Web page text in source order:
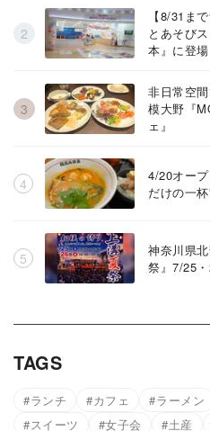
【8/31ま
とあそび
本』に登場
非日常空
模大野『
ェ』
4/20オー
だけの一
神奈川県
祭』7/25
TAGS
ランチ カフェ ラーメン
スイーツ
女子会 土産